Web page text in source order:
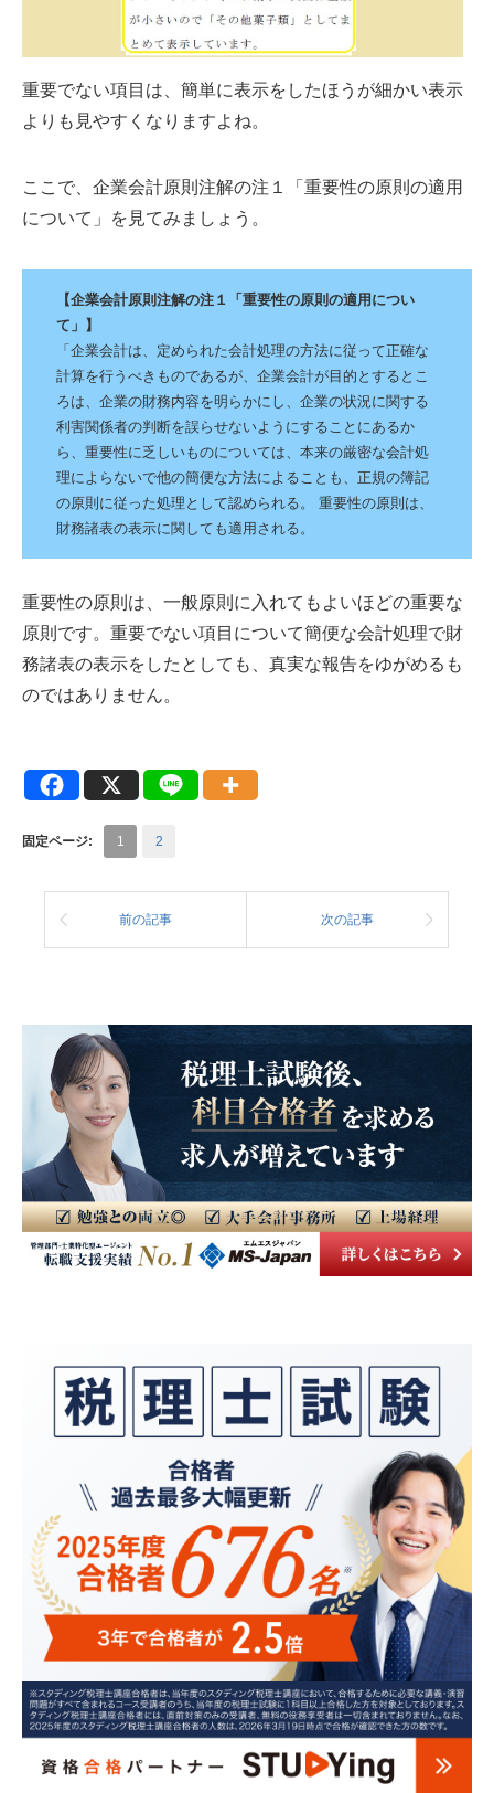
重要でない項目は、簡単に表示をしたほうが細かい表示
よりも見やすくなりますよね。
ここで、企業会計原則注解の注１「重要性の原則の適用
について」を見てみましょう。
【企業会計原則注解の注１「重要性の原則の適用につい
て」】
「企業会計は、定められた会計処理の方法に従って正確な
計算を行うべきものであるが、企業会計が目的とするとこ
ろは、企業の財務内容を明らかにし、企業の状況に関する
利害関係者の判断を誤らせないようにすることにあるか
ら、重要性に乏しいものについては、本来の厳密な会計処
理によらないで他の簡便な方法によることも、正規の簿記
の原則に従った処理として認められる。 重要性の原則は、
財務諸表の表示に関しても適用される。
重要性の原則は、一般原則に入れてもよいほどの重要な
原則です。重要でない項目について簡便な会計処理で財
務諸表の表示をしたとしても、真実な報告をゆがめるも
のではありません。
固定ページ: 1 2
前の記事 次の記事